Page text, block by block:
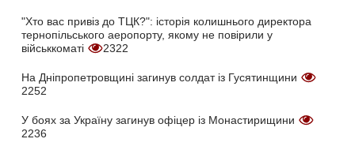
"Хто вас привіз до ТЦК?": історія колишнього директора
тернопільського аеропорту, якому не повірили у
військкоматі
2322
На Дніпропетровщині загинув солдат із Гусятинщини
2252
У боях за Україну загинув офіцер із Монастирищини
2236